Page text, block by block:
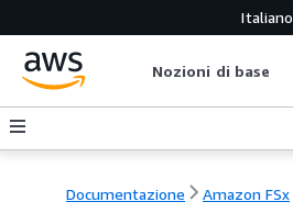
Italiano
Nozioni di base
Documentazione Amazon FSx